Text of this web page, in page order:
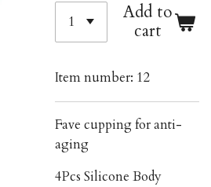
Add to
cart
Item number: 12
Fave cupping for anti-
aging
4Pcs Silicone Body